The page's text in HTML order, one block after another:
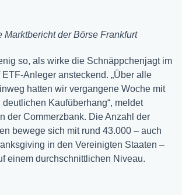
Marktbericht der Börse Frankfurt
so, als wirke die Schnäppchenjagt im
Anleger ansteckend. „Über alle
hatten wir vergangene Woche mit
Kaufüberhang“, meldet
der Commerzbank. Die Anzahl der
bewege sich mit rund 43.000 – auch
in den Vereinigten Staaten –
einem durchschnittlichen Niveau.